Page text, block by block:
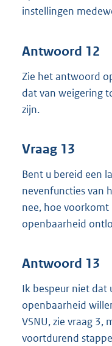
instellingen
Antwoord 12
Zie het antwoord
dat van weigering
zijn.
Vraag 13
Bent u bereid een
nevenfuncties van
nee, hoe
openbaarheid
Antwoord 13
Ik bespeur niet dat
openbaarheid
VSNU, zie vraag 3,
voortdurend